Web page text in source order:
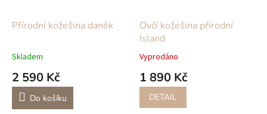
Přírodní kožešina daněk
Skladem
2 590 Kč
Do košíku
Ovčí kožešina přírodní
Island
Vyprodáno
1 890 Kč
DETAIL